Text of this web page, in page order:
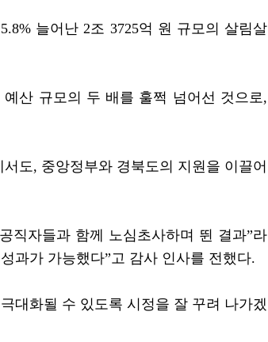
늘어난2조 3725억 원 규모의 살림살
산 규모의 두 배를 훌쩍 넘어선 것으로,
도, 중앙정부와 경북도의 지원을 이끌어
직자들과 함께 노심초사하며 뛴 결과”라
과가 가능했다”고 감사 인사를 전했다.
대화될 수 있도록 시정을 잘 꾸려 나가겠